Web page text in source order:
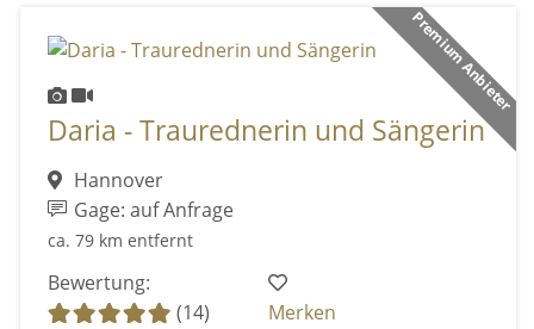
Premium Anbieter
Daria - Traurednerin und Sängerin
Hannover
Gage: auf Anfrage
ca. 79 km entfernt
Bewertung:
(14)
Merken